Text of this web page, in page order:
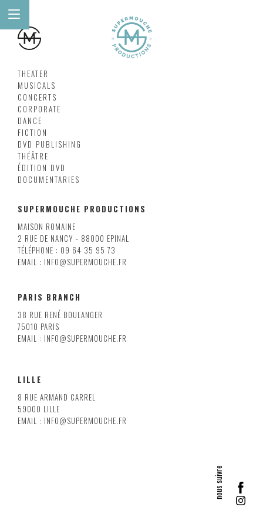
THEATER
MUSICALS
CONCERTS
CORPORATE
DANCE
FICTION
DVD PUBLISHING
THÉÂTRE
ÉDITION DVD
DOCUMENTARIES
SUPERMOUCHE PRODUCTIONS
MAISON ROMAINE
2 RUE DE NANCY - 88000 EPINAL
TÉLÉPHONE : 09 64 35 95 73
EMAIL : INFO@SUPERMOUCHE.FR
PARIS BRANCH
38 RUE RENÉ BOULANGER
75010 PARIS
EMAIL : INFO@SUPERMOUCHE.FR
LILLE
8 RUE ARMAND CARREL
59000 LILLE
EMAIL : INFO@SUPERMOUCHE.FR